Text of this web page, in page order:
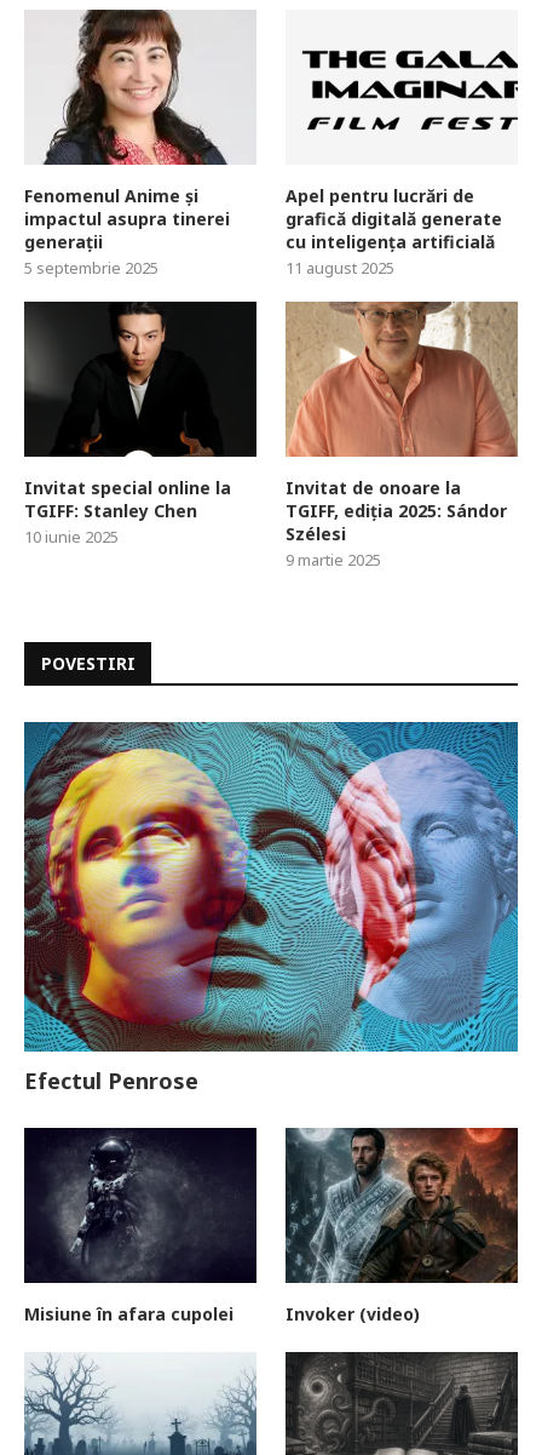
Fenomenul Anime și
impactul asupra tinerei
generații
5 septembrie 2025
Apel pentru lucrări de
grafică digitală generate
cu inteligența artificială
11 august 2025
Invitat special online la
TGIFF: Stanley Chen
10 iunie 2025
Invitat de onoare la
TGIFF, ediția 2025: Sándor
Szélesi
9 martie 2025
POVESTIRI
Efectul Penrose
Misiune în afara cupolei Invoker (video)